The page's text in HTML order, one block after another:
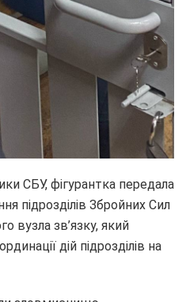
СБУ, фігурантка передала
підрозділів Збройних Сил
вузла зв’язку, який
дій підрозділів на